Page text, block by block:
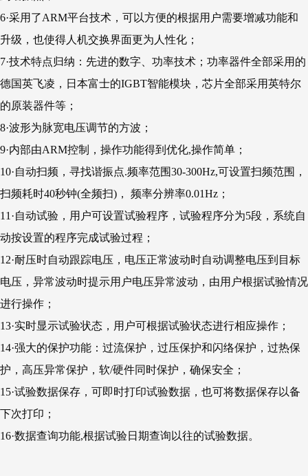
6·采用了ARM平台技术，可以方便的根据用户需要增减功能和
升级，也使得人机交换界面更为人性化；
7·技术特点归纳：先进的数字、功率技术；功率器件全部采用的
德国英飞凌，日本富士的IGBT智能模块，芯片全部采用英特尔
的原装器件等；
8·波形为脉宽电压调节的方波；
9·内部由ARM控制，操作功能得到优化,操作简单；
10·自动扫频，寻找谐振点.频率范围30-300Hz,可设置扫频范围，
扫频耗时40秒钟(全频扫)， 频率分辨率0.01Hz；
11·自动试验，用户可设置试验程序，试验程序分为5段，系统自
动按设置的程序完成试验过程；
12·耐压时自动跟踪电压，电压正常波动时自动调整电压到目标
电压，异常波动时提示用户电压异常波动，由用户根据试验情况
进行操作；
13·实时显示试验状态，用户可根据试验状态进行相应操作；
14·强大的保护功能：过流保护，过压保护和闪络保护，过热保
护，高压异常保护，软/硬件同时保护，确保安全；
15·试验数据保存，可即时打印试验数据，也可将数据保存以备
下次打印；
16·数据查询功能,根据试验日期查询以往的试验数据。